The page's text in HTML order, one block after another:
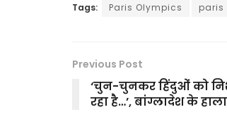
Tags: Paris Olympics paris
Previous Post
‘चुन-चुनकर हिंदुओं को
रहा है…’, बांग्लादेश के